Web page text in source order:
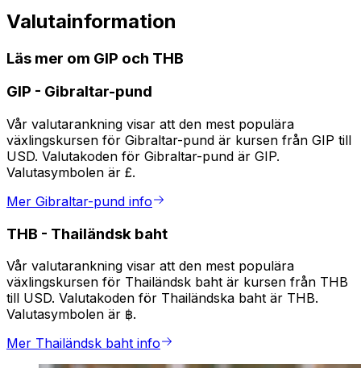
Valutainformation
Läs mer om GIP och THB
GIP - Gibraltar-pund
Vår valutarankning visar att den mest populära
växlingskursen för Gibraltar-pund är kursen från GIP till
USD. Valutakoden för Gibraltar-pund är GIP.
Valutasymbolen är £.
Mer Gibraltar-pund info
THB - Thailändsk baht
Vår valutarankning visar att den mest populära
växlingskursen för Thailändsk baht är kursen från THB
till USD. Valutakoden för Thailändska baht är THB.
Valutasymbolen är ฿.
Mer Thailändsk baht info